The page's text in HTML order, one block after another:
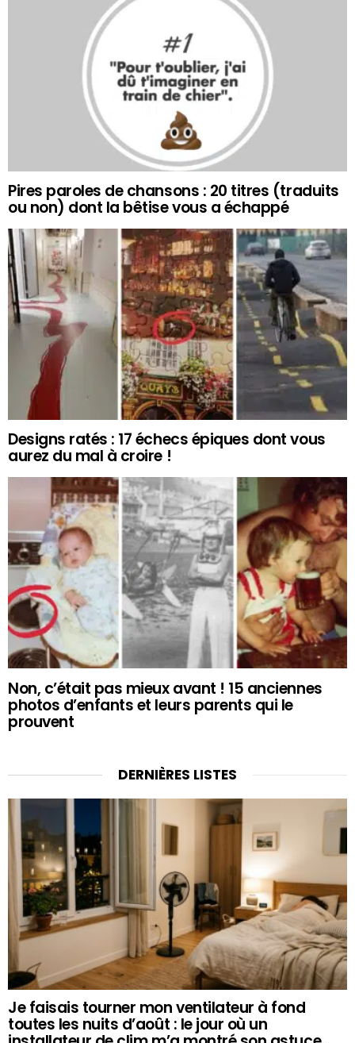
Pires paroles de chansons : 20 titres (traduits
ou non) dont la bêtise vous a échappé
Designs ratés : 17 échecs épiques dont vous
aurez du mal à croire !
Non, c’était pas mieux avant ! 15 anciennes
photos d’enfants et leurs parents qui le
prouvent
DERNIÈRES LISTES
Je faisais tourner mon ventilateur à fond
toutes les nuits d’août : le jour où un